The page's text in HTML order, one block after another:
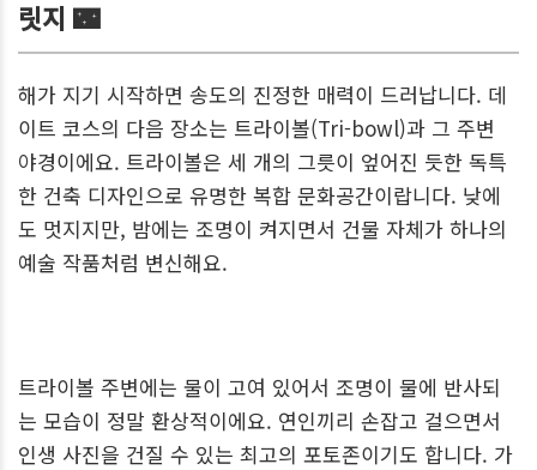
릿지 🌃
해가 지기 시작하면 송도의 진정한 매력이 드러납니다. 데
이트 코스의 다음 장소는 트라이볼(Tri-bowl)과 그 주변
야경이에요. 트라이볼은 세 개의 그릇이 엎어진 듯한 독특
한 건축 디자인으로 유명한 복합 문화공간이랍니다. 낮에
도 멋지지만, 밤에는 조명이 켜지면서 건물 자체가 하나의
예술 작품처럼 변신해요.
트라이볼 주변에는 물이 고여 있어서 조명이 물에 반사되
는 모습이 정말 환상적이에요. 연인끼리 손잡고 걸으면서
인생 사진을 건질 수 있는 최고의 포토존이기도 합니다. 가